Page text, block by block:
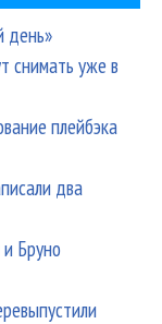
день»
снимать уже в
плейбэка
два
Бруно